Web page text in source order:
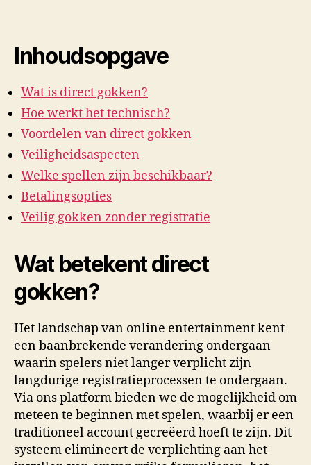
Inhoudsopgave
Wat is direct gokken?
Hoe werkt het technisch?
Voordelen van direct gokken
Veiligheidsaspecten
Welke spellen zijn beschikbaar?
Betalingsopties
Veilig gokken zonder registratie
Wat betekent direct
gokken?
Het landschap van online entertainment kent
een baanbrekende verandering ondergaan
waarin spelers niet langer verplicht zijn
langdurige registratieprocessen te ondergaan.
Via ons platform bieden we de mogelijkheid om
meteen te beginnen met spelen, waarbij er een
traditioneel account gecreëerd hoeft te zijn. Dit
systeem elimineert de verplichting aan het